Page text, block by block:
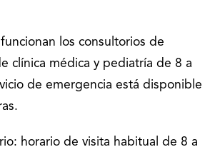
los consultorios de
clínica médica y pediatría de 8 a
de emergencia está disponible
horario de visita habitual de 8 a